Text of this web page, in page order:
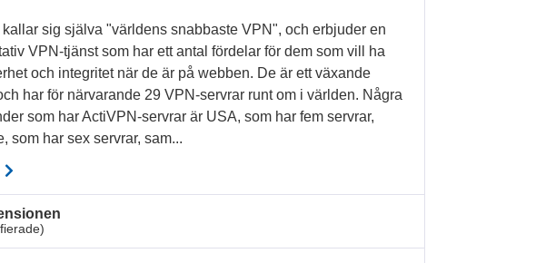
sig själva "världens snabbaste VPN", och erbjuder en
VPN-tjänst som har ett antal fördelar för dem som vill ha
och integritet när de är på webben. De är ett växande
har för närvarande 29 VPN-servrar runt om i världen. Några
som har ActiVPN-servrar är USA, som har fem servrar,
som har sex servrar, sam...